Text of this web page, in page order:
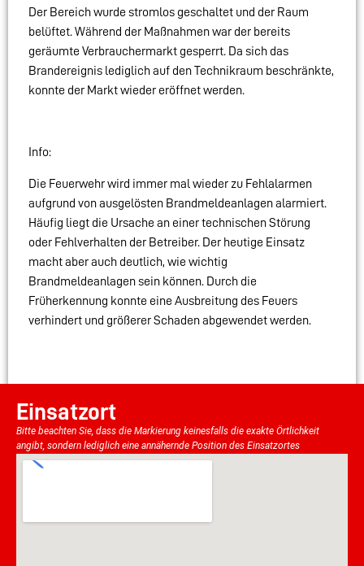
Der Bereich wurde stromlos geschaltet und der Raum
belüftet. Während der Maßnahmen war der bereits
geräumte Verbrauchermarkt gesperrt. Da sich das
Brandereignis lediglich auf den Technikraum beschränkte,
konnte der Markt wieder eröffnet werden.
Info:
Die Feuerwehr wird immer mal wieder zu Fehlalarmen
aufgrund von ausgelösten Brandmeldeanlagen alarmiert.
Häufig liegt die Ursache an einer technischen Störung
oder Fehlverhalten der Betreiber. Der heutige Einsatz
macht aber auch deutlich, wie wichtig
Brandmeldeanlagen sein können. Durch die
Früherkennung konnte eine Ausbreitung des Feuers
verhindert und größerer Schaden abgewendet werden.
Einsatzort
Bitte beachten Sie, dass die Markierung keinesfalls die exakte Örtlichkeit
angibt, sondern lediglich eine annähernde Position des Einsatzortes